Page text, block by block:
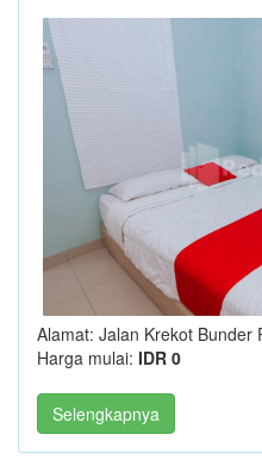
Alamat: Jalan Krekot Bunder
Harga mulai: IDR 0
Selengkapnya